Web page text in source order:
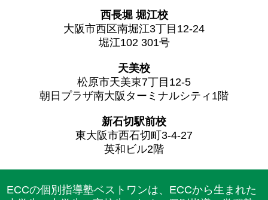
西長堀 堀江校
大阪市西区南堀江3丁目12-24
堀江102 301号
天美校
松原市天美東7丁目12-5
朝日プラザ南大阪ターミナルシティ1階
新石切駅前校
東大阪市西石切町3-4-27
英和ビル2階
ECCの個別指導塾ベストワンは、ECCから生まれた